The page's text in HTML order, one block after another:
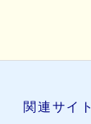
関連サイト